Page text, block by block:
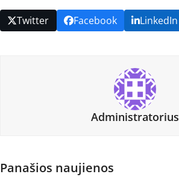
Twitter Facebook LinkedIn
Administratorius
Panašios naujienos